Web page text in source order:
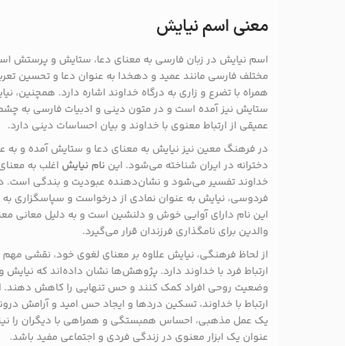
معنی اسم نیایش
اسم نیایش در زبان فارسی به معنای دعا، ستایش و پرستش
مختلف فارسی مانند عمید و دهخدا به عنوان دعا و تحسین
همراه با تضرع و زاری به درگاه خداوند اشاره دارد. همچنین،
ستایش نیز آمده است و در متون دینی و ادبیات فارسی به
عمیقی از ارتباط معنوی با خداوند و بیان احساسات دینی دارد.
در فرهنگ معین نیز نیایش به معنای دعا و ستایش آمده و به
دخترانه در ایران شناخته می‌شود. این نام نیایش اغلب به
خداوند تفسیر می‌شود و نشان‌دهنده عبودیت و بندگی است.
فردوسی، نیایش به عنوان نمادی از درخواست و سپاسگزاری به
این نام دارای آوایی خوش و دلنشین است و به دلیل معانی
والدین برای نامگذاری فرزندان قرار می‌گیرد.
از لحاظ فرهنگی، نیایش علاوه بر معنای لغوی خود، نقشی
ارتباط فرد با خداوند دارد. پژوهش‌ها نشان داده‌اند که نیایش
وضعیت روحی افراد کمک کنند و حس تنهایی را کاهش دهند.
ارتباط با خداوند، تسکین دردها و ایجاد حس امید و آرامش
یک عمل مذهبی، احساس همبستگی و همراهی با دیگران را
عنوان یک ابزار معنوی در زندگی فردی و اجتماعی مفید باشد.